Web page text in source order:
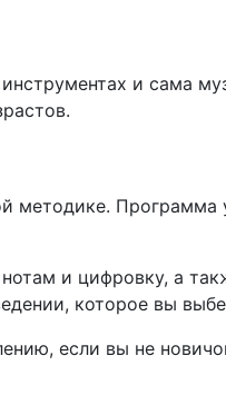
и сама
методике. Программа
и цифровку, а
которое вы
если вы не